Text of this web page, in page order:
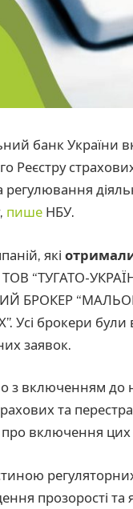
банк України
Реєстру
регулювання
пише НБУ.
які
ТОВ “ТУГАТО-
БРОКЕР
брокери були
заявок.
з включенням до
та
про включення
прозорості та